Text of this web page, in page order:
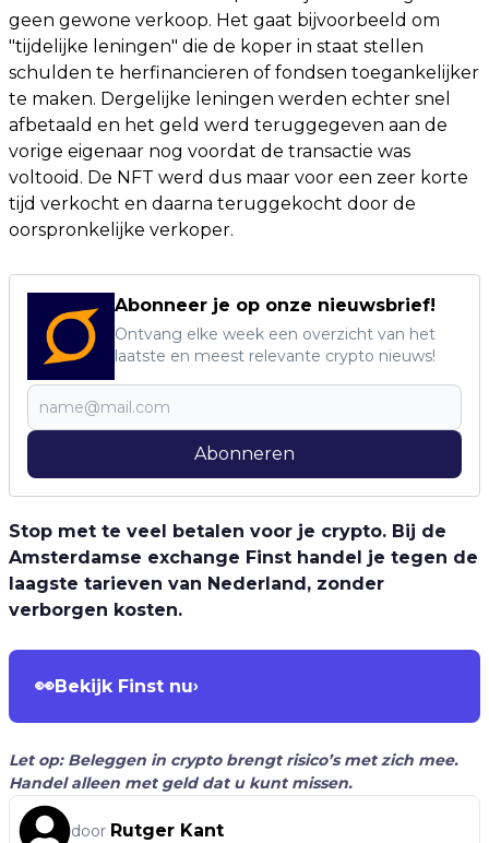
geen gewone verkoop. Het gaat bijvoorbeeld om
"tijdelijke leningen" die de koper in staat stellen
schulden te herfinancieren of fondsen toegankelijker
te maken. Dergelijke leningen werden echter snel
afbetaald en het geld werd teruggegeven aan de
vorige eigenaar nog voordat de transactie was
voltooid. De NFT werd dus maar voor een zeer korte
tijd verkocht en daarna teruggekocht door de
oorspronkelijke verkoper.
Abonneer je op onze nieuwsbrief!
Ontvang elke week een overzicht van het
laatste en meest relevante crypto nieuws!
Abonneren
Stop met te veel betalen voor je crypto. Bij de
Amsterdamse exchange Finst handel je tegen de
laagste tarieven van Nederland, zonder
verborgen kosten.
👀Bekijk Finst nu›
Let op: Beleggen in crypto brengt risico’s met zich mee.
Handel alleen met geld dat u kunt missen.
door Rutger Kant